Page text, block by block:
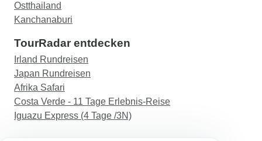
Ostthailand
Kanchanaburi
TourRadar entdecken
Irland Rundreisen
Japan Rundreisen
Afrika Safari
Costa Verde - 11 Tage Erlebnis-Reise
Iguazu Express (4 Tage /3N)